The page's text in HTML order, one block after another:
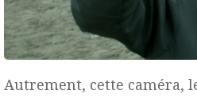
Autrement, cette caméra,